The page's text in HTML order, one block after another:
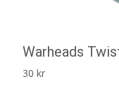
Warheads
30 kr